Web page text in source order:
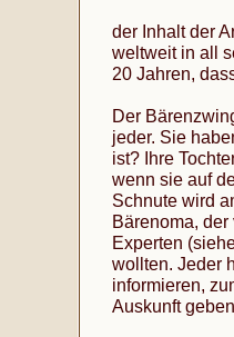
der Inhalt der
weltweit in all
20 Jahren,
Der
jeder. Sie
ist? Ihre
wenn sie auf
Schnute wird
Bärenoma,
Experten
wollten. Jeder
informieren,
Auskunft